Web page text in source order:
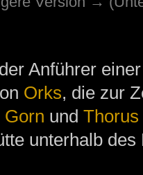
Anführer
Orks, die zur
Gorn und Thorus
unterhalb